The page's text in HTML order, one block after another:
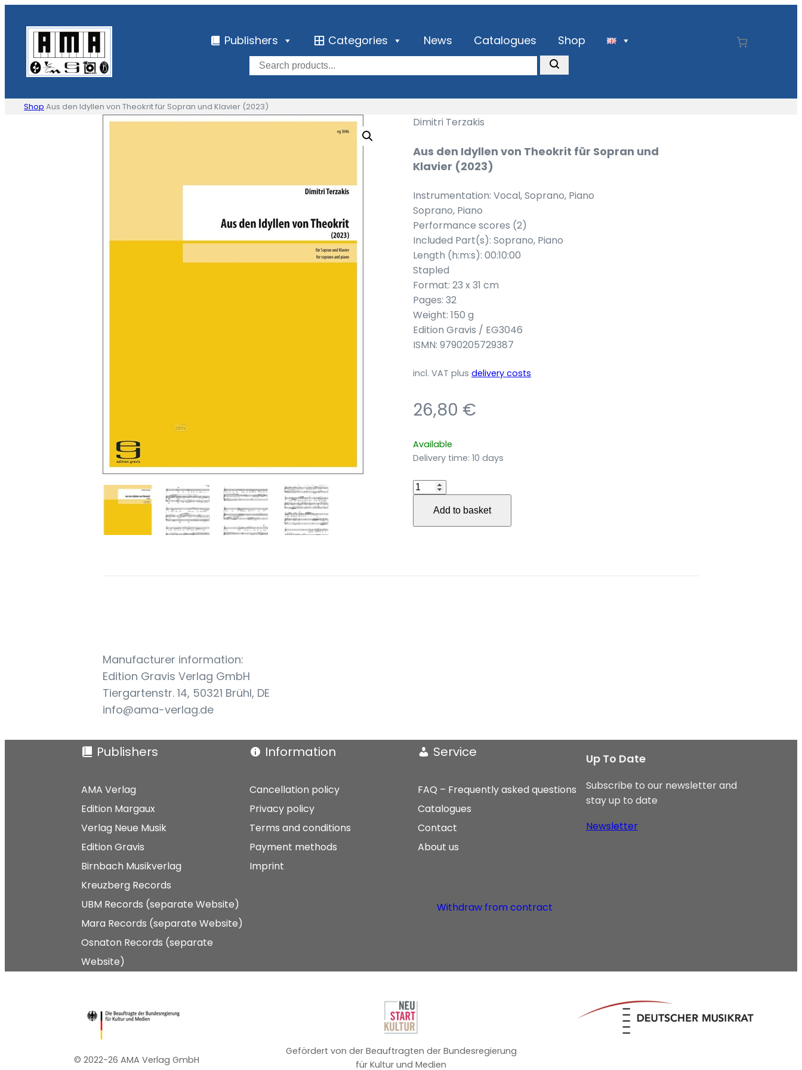
content
Publishers Categories News Catalogues Shop
Shop Aus den Idyllen von Theokrit für Sopran und Klavier (2023)
Dimitri Terzakis
Aus den Idyllen von Theokrit für Sopran und
Klavier (2023)
Instrumentation: Vocal, Soprano, Piano
Soprano, Piano
Performance scores (2)
Included Part(s): Soprano, Piano
Length (h:m:s): 00:10:00
Stapled
Format: 23 x 31 cm
Pages: 32
Weight: 150 g
Edition Gravis / EG3046
ISMN: 9790205729387
incl. VAT plus delivery costs
26,80 €
Available
Delivery time: 10 days
Aus
Idyllen
von
Add to basket
Manufacturer information:
Edition Gravis Verlag GmbH
Tiergartenstr. 14, 50321 Brühl, DE
info@ama-verlag.de
Publishers
AMA Verlag
Edition Margaux
Verlag Neue Musik
Edition Gravis
Birnbach Musikverlag
Kreuzberg Records
UBM Records (separate Website)
Mara Records (separate Website)
Osnaton Records (separate
Website)
Information
Cancellation policy
Privacy policy
Terms and conditions
Payment methods
Imprint
Service
FAQ – Frequently asked questions
Catalogues
Contact
About us
Withdraw from contract
Up To Date
Subscribe to our newsletter and
stay up to date
Newsletter
© 2022-26 AMA Verlag GmbH​
Gefördert von der Beauftragten der Bundesregierung
für Kultur und Medien